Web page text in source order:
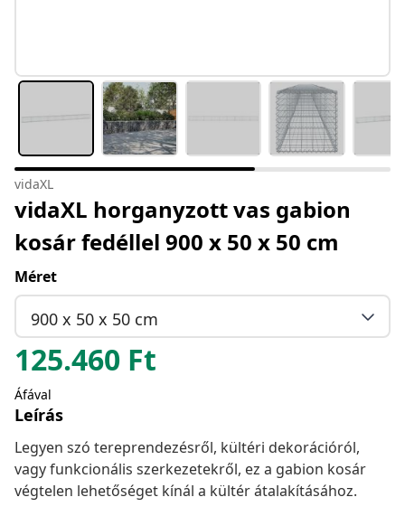
vidaXL
vidaXL horganyzott vas gabion
kosár fedéllel 900 x 50 x 50 cm
Méret
900 x 50 x 50 cm
125.460 Ft
Áfával
Leírás
Legyen szó tereprendezésről, kültéri dekorációról,
vagy funkcionális szerkezetekről, ez a gabion kosár
végtelen lehetőséget kínál a kültér átalakításához.